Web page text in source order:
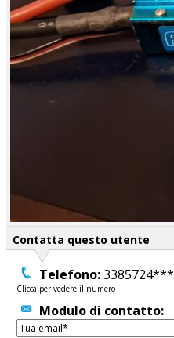
Contatta questo utente
Telefono:3385724***
Clicca per vedere il numero
Modulo di contatto: